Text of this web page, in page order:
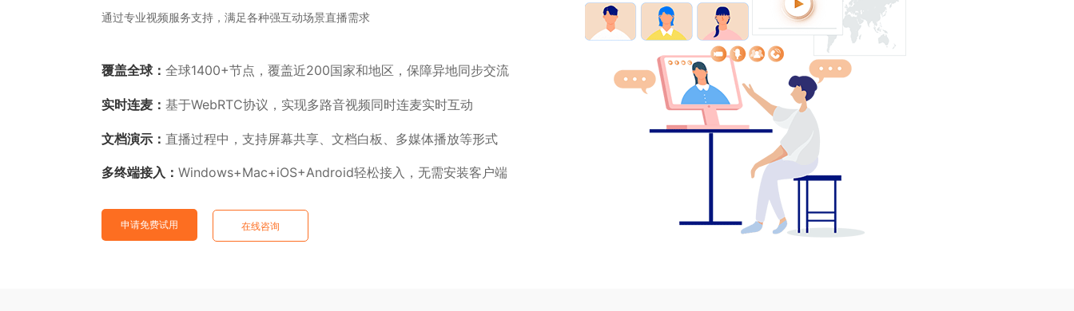
通过专业视频服务支持，满足各种强互动场景直播需求
覆盖全球： 全球1400+节点，覆盖近200国家和地区，保障异地同步交流
实时连麦： 基于WebRTC协议，实现多路音视频同时连麦实时互动
文档演示 ： 直播过程中，支持屏幕共享、文档白板、多媒体播放等形式
多终端接入： Windows+Mac+iOS+Android轻松接入，无需安装客户端
申请免费试用 在线咨询